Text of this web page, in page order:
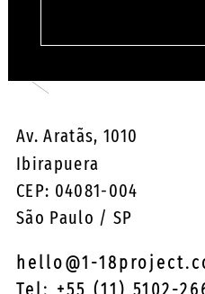
Av. Aratãs, 1010
Ibirapuera
CEP: 04081-004
São Paulo / SP
hello@1-